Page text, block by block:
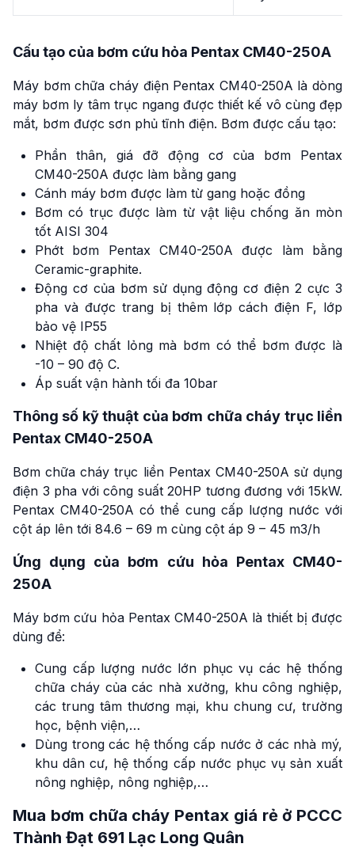
Cấu tạo của bơm cứu hỏa Pentax CM40-250A
Máy bơm chữa cháy điện Pentax CM40-250A là dòng
máy bơm ly tâm trục ngang được thiết kế vô cùng đẹp
mắt, bơm được sơn phủ tĩnh điện. Bơm được cấu tạo:
Phần thân, giá đỡ động cơ của bơm Pentax
CM40-250A được làm bằng gang
Cánh máy bơm được làm từ gang hoặc đồng
Bơm có trục được làm từ vật liệu chống ăn mòn
tốt AISI 304
Phớt bơm Pentax CM40-250A được làm bằng
Ceramic-graphite.
Động cơ của bơm sử dụng động cơ điện 2 cực 3
pha và được trang bị thêm lớp cách điện F, lớp
bảo vệ IP55
Nhiệt độ chất lỏng mà bơm có thể bơm được là
-10 – 90 độ C.
Áp suất vận hành tối đa 10bar
Thông số kỹ thuật của bơm chữa cháy trục liền
Pentax CM40-250A
Bơm chữa cháy trục liền Pentax CM40-250A sử dụng
điện 3 pha với công suất 20HP tương đương với 15kW.
Pentax CM40-250A có thể cung cấp lượng nước với
cột áp lên tới 84.6 – 69 m cùng cột áp 9 – 45 m3/h
Ứng dụng của bơm cứu hỏa Pentax CM40-
250A
Máy bơm cứu hỏa Pentax CM40-250A là thiết bị được
dùng để:
Cung cấp lượng nước lớn phục vụ các hệ thống
chữa cháy của các nhà xưởng, khu công nghiệp,
các trung tâm thương mại, khu chung cư, trường
học, bệnh viện,…
Dùng trong các hệ thống cấp nước ở các nhà mý,
khu dân cư, hệ thống cấp nước phục vụ sản xuất
nông nghiệp, nông nghiệp,…
Mua bơm chữa cháy Pentax giá rẻ ở PCCC
Thành Đạt 691 Lạc Long Quân